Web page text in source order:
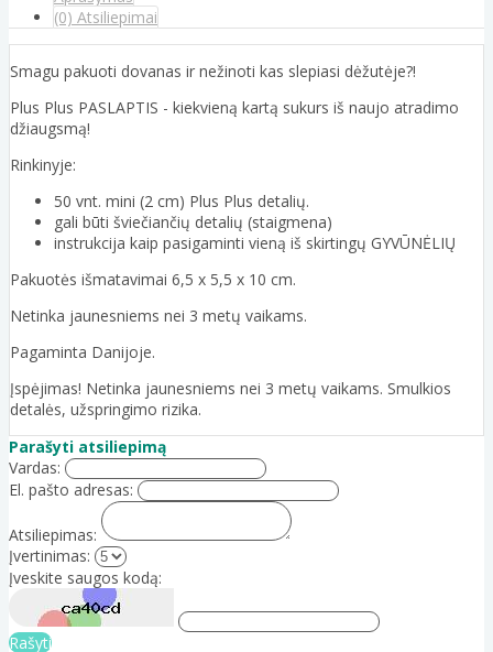
(0) Atsiliepimai
Smagu pakuoti dovanas ir nežinoti kas slepiasi dėžutėje?!
Plus Plus PASLAPTIS - kiekvieną kartą sukurs iš naujo atradimo
džiaugsmą!
Rinkinyje:
50 vnt. mini (2 cm) Plus Plus detalių.
gali būti šviečiančių detalių (staigmena)
instrukcija kaip pasigaminti vieną iš skirtingų GYVŪNĖLIŲ
Pakuotės išmatavimai 6,5 x 5,5 x 10 cm.
Netinka jaunesniems nei 3 metų vaikams.
Pagaminta Danijoje.
Įspėjimas! Netinka jaunesniems nei 3 metų vaikams. Smulkios
detalės, užspringimo rizika.
Parašyti atsiliepimą
Vardas:
El. pašto adresas:
Atsiliepimas:
Įvertinimas:
Įveskite saugos kodą:
Rašyti